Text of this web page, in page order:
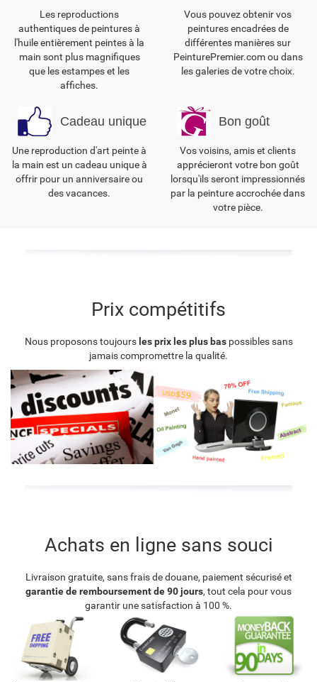
Les reproductions
authentiques de peintures à
l'huile entièrement peintes à la
main sont plus magnifiques
que les estampes et les
affiches.
Vous pouvez obtenir vos
peintures encadrées de
différentes manières sur
PeinturePremier.com ou dans
les galeries de votre choix.
Cadeau unique
Une reproduction d'art peinte à
la main est un cadeau unique à
offrir pour un anniversaire ou
des vacances.
Bon goût
Vos voisins, amis et clients
apprécieront votre bon goût
lorsqu'ils seront impressionnés
par la peinture accrochée dans
votre pièce.
Prix compétitifs
Nous proposons toujours les prix les plus baspossibles sans
jamais compromettre la qualité.
Achats en ligne sans souci
Livraison gratuite, sans frais de douane, paiement sécurisé et
garantie de remboursement de 90 jours, tout cela pour vous
garantir une satisfaction à 100 %.